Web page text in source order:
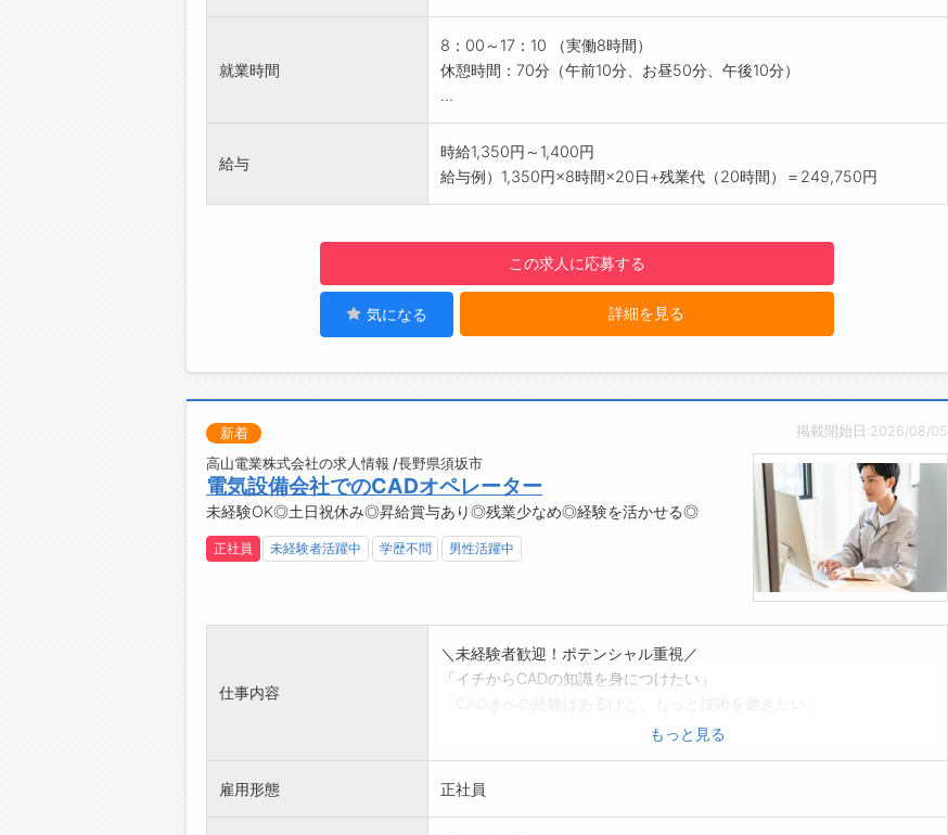
ください◎
【職場の雰囲気】
・幅広い年代の方が活躍中！
【働き方に関して】
・日勤帯かつ土日祝休み（会社カレンダーあり）のため、プライベート
・基本は立ち仕事になります。
☆----------------------------------------☆
◆時間単位年休制度あり！
有給休暇は1時間分、2時間分と時間単位でも取得できます◎
☆----------------------------------------☆
◆ご不明点はいつでもご相談ください！
即日対応!!フォロー体制もバッチリ
登録はご自宅からお電話で可能です◎
☆----------------------------------------☆
◆職場見学可能！自分が働くイメージができます。
みなさまのご応募を心よりお待ちしております＾＾
就業時間
8：00～17：10 （実働8時間）
休憩時間：70分（午前10分、お昼50分、午後10分）
...
給与
時給1,350円～1,400円
給与例）1,350円×8時間×20日+残業代（20時間）＝249,750円
この求人に応募する
気になる 詳細を見る
掲載開始日:2026/08/05
新着
高山電業株式会社の求人情報 /長野県須坂市
電気設備会社でのCADオペレーター
未経験OK◎土日祝休み◎昇給賞与あり◎残業少なめ◎経験を活かせる◎
正社員 未経験者活躍中 学歴不問 男性活躍中
仕事内容
＼未経験者歓迎！ポテンシャル重視／
「イチからCADの知識を身につけたい」
どんな方でも多彩なキャリアが描ける体制を用意しています。
◆経験の浅い方でも「挑戦したい」という方は歓迎します！
もっと見る
雇用形態 正社員